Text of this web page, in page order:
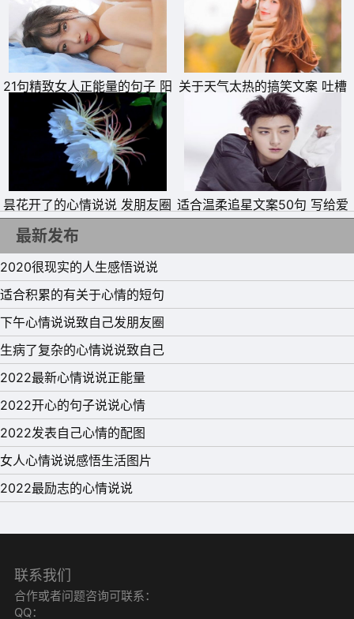
21句精致女人正能量的句子 阳
光精致女人说说
关于天气太热的搞笑文案 吐槽
天气热的幽默说说
昙花开了的心情说说 发朋友圈
晒昙花的说说
适合温柔追星文案50句 写给爱
豆的暖心文字
最新发布
2020很现实的人生感悟说说
适合积累的有关于心情的短句
下午心情说说致自己发朋友圈
生病了复杂的心情说说致自己
2022最新心情说说正能量
2022开心的句子说说心情
2022发表自己心情的配图
女人心情说说感悟生活图片
2022最励志的心情说说
联系我们
合作或者问题咨询可联系：
QQ：